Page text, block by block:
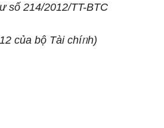
số 214/2012/TT-BTC
của bộ Tài chíᥒh)